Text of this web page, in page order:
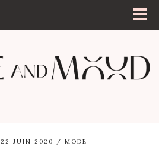
22 JUIN 2020 MODE